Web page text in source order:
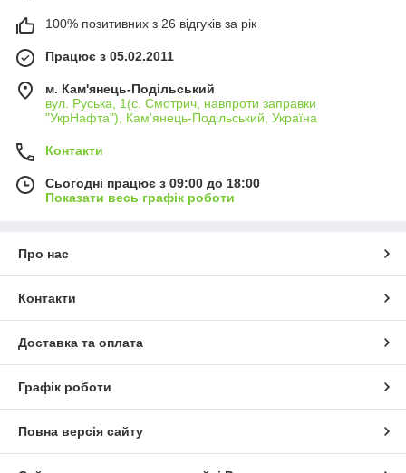
100% позитивних з 26 відгуків за рік
Працює з 05.02.2011
м. Кам'янець-Подільський
вул. Руська, 1(с. Смотрич, навпроти заправки
"УкрНафта"), Кам'янець-Подільський, Україна
Контакти
Сьогодні працює з 09:00 до 18:00
Показати весь графік роботи
Про нас
Контакти
Доставка та оплата
Графік роботи
Повна версія сайту